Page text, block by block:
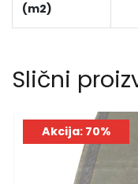
(m2)
Slični
Akcija: 70%